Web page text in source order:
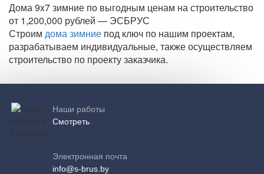
Дома 9x7 зимние по выгодным ценам на строительство
от 1,200,000 рублей — ЭСБРУС
Строим дома зимние под ключ по нашим проектам,
разрабатываем индивидуальные, также осуществляем
строительство по проекту заказчика.
Наши работы
Смотреть
Электронная почта
info@s-brus.by